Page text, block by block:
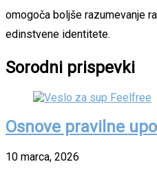
omogoča boljše razumevanje
edinstvene identitete.
Sorodni prispevki
Osnove pravilne
10 marca, 2026